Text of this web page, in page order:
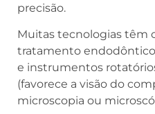
precisão.
Muitas tecnologias têm
tratamento
e instrumentos
(favorece a visão do
microscopia ou